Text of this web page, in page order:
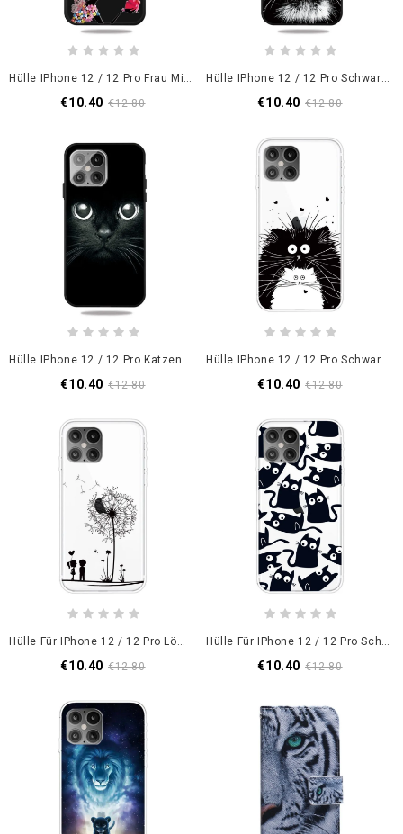
Hülle IPhone 12 / 12 Pro Frau Mit Geblühtem Kopf
€10.40 €12.80
Hülle IPhone 12 / 12 Pro Schwarzweiss-Tiger
€10.40 €12.80
Hülle IPhone 12 / 12 Pro Katzenaugen
€10.40 €12.80
Hülle IPhone 12 / 12 Pro Schwarz Pass Auf Die Katzen Auf
€10.40 €12.80
Hülle Für IPhone 12 / 12 Pro Löwenzahnliebe
€10.40 €12.80
Hülle Für IPhone 12 / 12 Pro Schwarze Mäuse
€10.40 €12.80